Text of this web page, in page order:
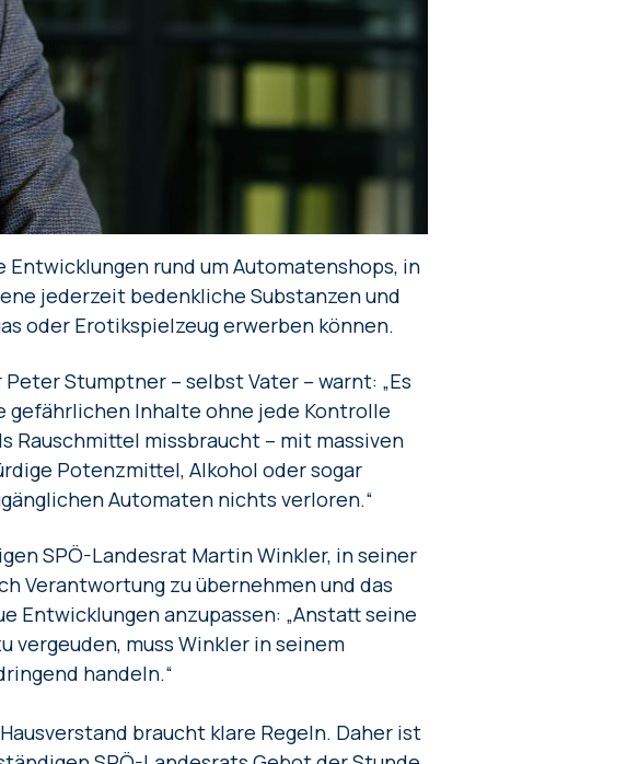
rund um Automatenshops, in
jederzeit bedenkliche Substanzen und
oder Erotikspielzeug erwerben können.
Stumptner – selbst Vater – warnt: „Es
Inhalte ohne jede Kontrolle
Rauschmittel missbraucht – mit massiven
Potenzmittel, Alkohol oder sogar
Automaten nichts verloren.“
SPÖ-Landesrat Martin Winkler, in seiner
Verantwortung zu übernehmen und das
Entwicklungen anzupassen: „Anstatt seine
muss Winkler in seinem
handeln.“
braucht klare Regeln. Daher ist